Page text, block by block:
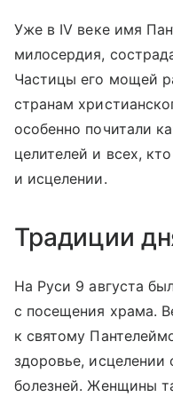
Уже в IV веке имя
милосердия,
Частицы его мощей
странам
особенно почитали
целителей и всех,
и исцелении.
Традиции
На Руси 9 августа
с посещения храма.
к святому
здоровье,
болезней. Женщины